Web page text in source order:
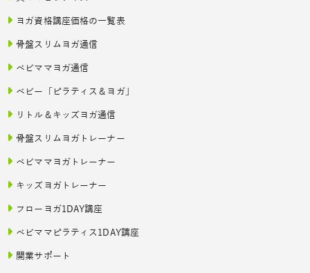
ヨガ資格講座価格の一覧表
骨盤スリムヨガ通信
ベビママヨガ通信
ベビー「ピラティス＆ヨガ」
リトル＆キッズヨガ通信
骨盤スリムヨガトレーナー
ベビママヨガトレーナー
キッズヨガトレーナー
フローヨガ1DAY講座
ベビママピラティス1DAY講座
開業サポート